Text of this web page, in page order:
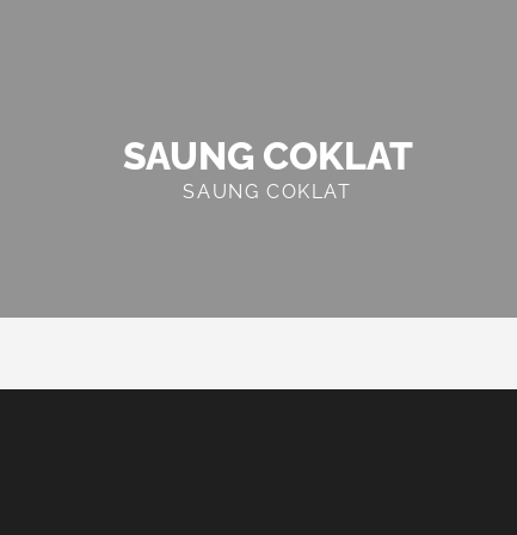
SAUNG COKLAT
SAUNG COKLAT